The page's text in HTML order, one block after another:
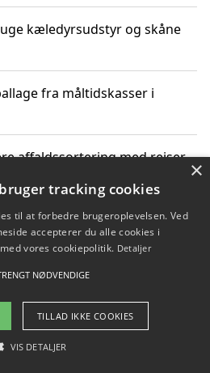
kæledyrsudstyr og skåne
fra måltidskasser i
affaldssortering med rejser
kan bidrage til co2 reduktion
Blog Betingelser
×
tracking cookies
til at forbedre brugeroplevelsen. Ved
accepterer du alle cookies i
vores cookiepolitik. Detaljer
NØDVENDIGE
TILLAD IKKE COOKIES
VIS DETALJER